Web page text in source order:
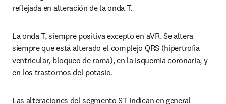
reflejada en alteración de la onda T.
La onda T, siempre positiva excepto en aVR. Se altera
siempre que está alterado el complejo QRS (hipertrofia
ventricular, bloqueo de rama), en la isquemia coronaria, y
en los trastornos del potasio.
Las alteraciones del segmento ST indican en general